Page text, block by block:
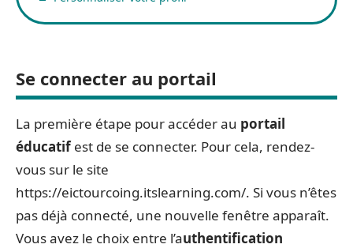
Se connecter au portail
La première étape pour accéder au portail
éducatifest de se connecter. Pour cela, rendez-
vous sur le site
https://eictourcoing.itslearning.com/. Si vous n’êtes
pas déjà connecté, une nouvelle fenêtre apparaît.
Vous avez le choix entre l’authentification